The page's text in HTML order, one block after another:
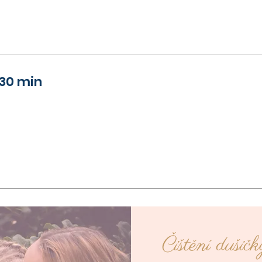
min
Čištění